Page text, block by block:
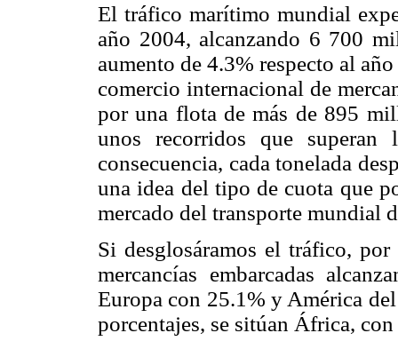
El tráfico marítimo mundial
año 2004, alcanzando 6 700
aumento de 4.3% respecto al
comercio internacional de
por una flota de más de 895
unos recorridos que
consecuencia, cada tonelada
una idea del tipo de cuota que
mercado del transporte mundial
Si desglosáramos el tráfico,
mercancías embarcadas
Europa con 25.1% y América
porcentajes, se sitúan África,